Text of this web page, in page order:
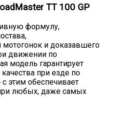
TT 100 GP
формулу,
и доказавшего
движении по
модель гарантирует
при езде по
этим обеспечивает
любых, даже самых